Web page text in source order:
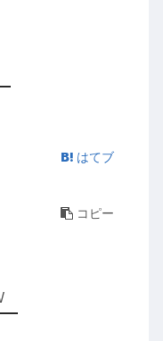
はてブ
コピー